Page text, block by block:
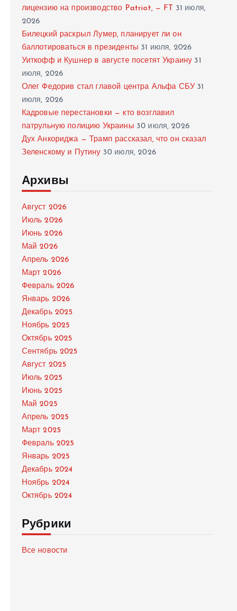
лицензию на производство Patriot, — FT
31 июля,
2026
Билецкий раскрыл Лумер, планирует ли он
баллотироваться в президенты 31 июля, 2026
Уиткофф и Кушнер в августе посетят Украину 31
июля, 2026
Олег Федорив стал главой центра Альфа СБУ 31
июля, 2026
Кадровые перестановки — кто возглавил
патрульную полицию Украины 30 июля, 2026
Дух Анкориджа — Трамп рассказал, что он сказал
Зеленскому и Путину 30 июля, 2026
Архивы
Август 2026
Июль 2026
Июнь 2026
Май 2026
Апрель 2026
Март 2026
Февраль 2026
Январь 2026
Декабрь 2025
Ноябрь 2025
Октябрь 2025
Сентябрь 2025
Август 2025
Июль 2025
Июнь 2025
Май 2025
Апрель 2025
Март 2025
Февраль 2025
Январь 2025
Декабрь 2024
Ноябрь 2024
Октябрь 2024
Рубрики
Все новости